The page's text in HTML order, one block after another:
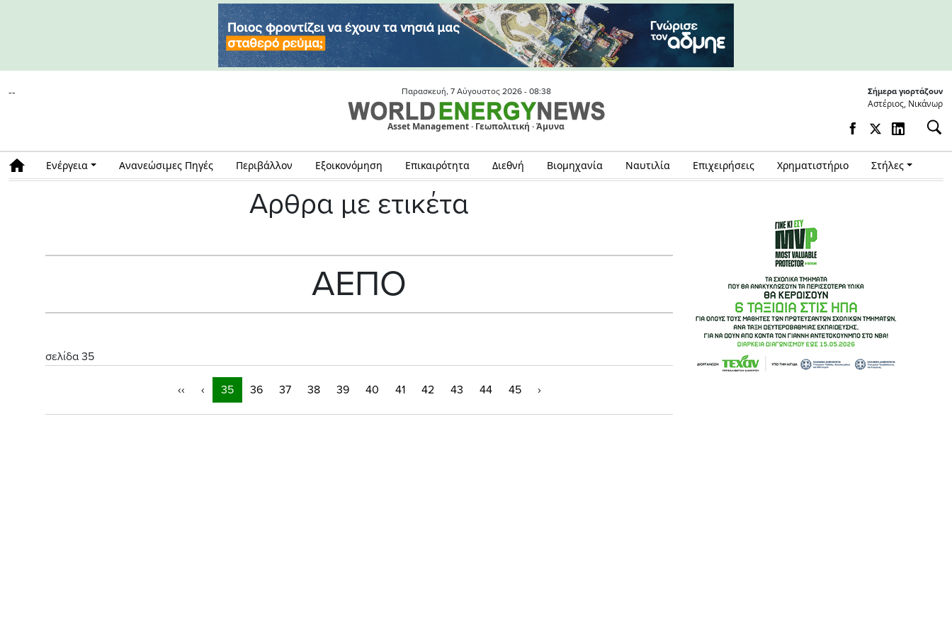
-- Παρασκευή, 7 Αύγουστος 2026 - 08:38
Asset Management · Γεωπολιτική · Άμυνα
Σήμερα γιορτάζουν
Αστέριος, Νικάνωρ
Ενέργεια Ανανεώσιμες Πηγές Περιβάλλον Εξοικονόμηση Επικαιρότητα Διεθνή Βιομηχανία Ναυτιλία Επιχειρήσεις Χρηματιστήριο Στήλες
Αρθρα με ετικέτα
ΑΕΠΟ
σελίδα 35
‹‹ ‹ 35 36 37 38 39 40 41 42 43 44 45 ›